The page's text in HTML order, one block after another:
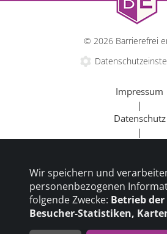
© 2026 Barrierefrei
Impressum
|
Datenschutz
|
Beratung
|
Goldener
|
Wir speichern und
personenbezogenen
folgende Zwecke: Betrieb der
Besucher-Statistiken,